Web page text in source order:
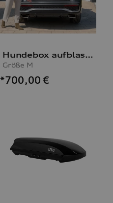
Hundebox aufblasbar
Größe M
*700,00 €